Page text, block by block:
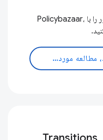
مزایای انیمیشن های اسکرول محور را با Policybazaar،
مطالعه موردی را بخوانید، مطالعه موردی را بخوانید